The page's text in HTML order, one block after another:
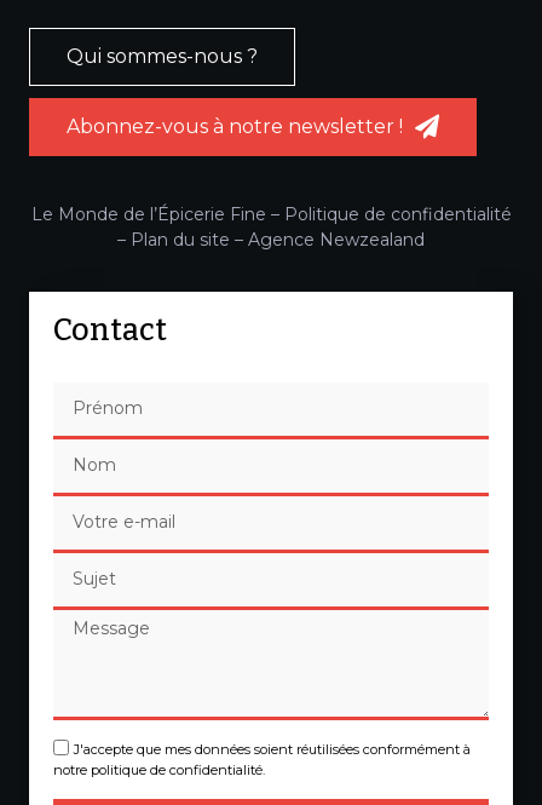
Qui sommes-nous ?
Abonnez-vous à notre newsletter !
Le Monde de l’Épicerie Fine – Politique de confidentialité
– Plan du site – Agence Newzealand
Contact
J'accepte que mes données soient réutilisées conformément à
notre politique de confidentialité.